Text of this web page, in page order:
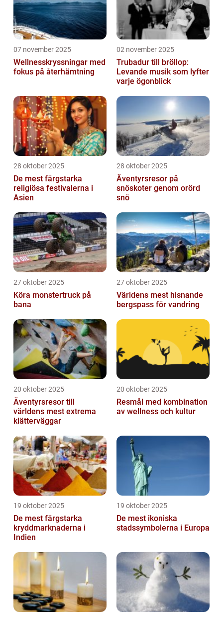
07 november 2025
Wellnesskryssningar med
fokus på återhämtning
02 november 2025
Trubadur till bröllop:
Levande musik som lyfter
varje ögonblick
28 oktober 2025
De mest färgstarka
religiösa festivalerna i
Asien
28 oktober 2025
Äventyrsresor på
snöskoter genom orörd
snö
27 oktober 2025
Köra monstertruck på
bana
27 oktober 2025
Världens mest hisnande
bergspass för vandring
20 oktober 2025
Äventyrsresor till
världens mest extrema
klätterväggar
20 oktober 2025
Resmål med kombination
av wellness och kultur
19 oktober 2025
De mest färgstarka
kryddmarknaderna i
Indien
19 oktober 2025
De mest ikoniska
stadssymbolerna i Europa